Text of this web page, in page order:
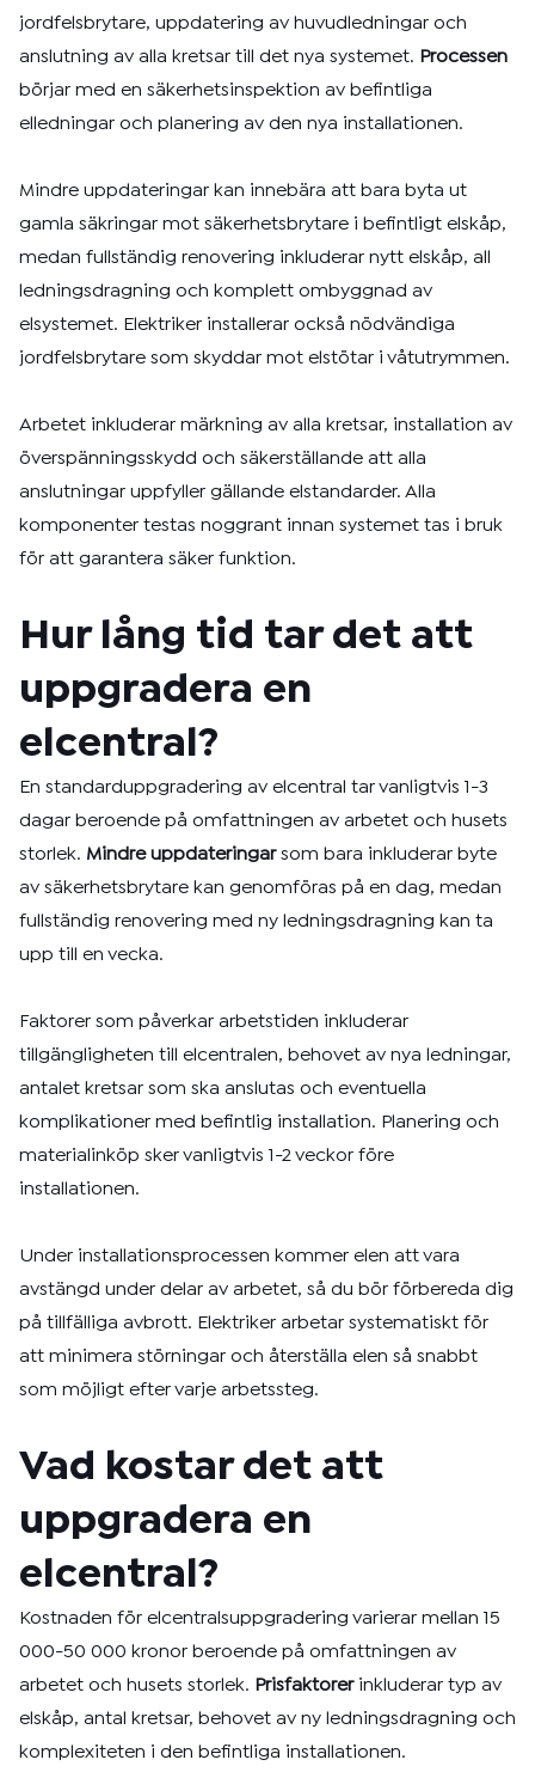
jordfelsbrytare, uppdatering av huvudledningar och
anslutning av alla kretsar till det nya systemet. Processen
börjar med en säkerhetsinspektion av befintliga
elledningar och planering av den nya installationen.
Mindre uppdateringar kan innebära att bara byta ut
gamla säkringar mot säkerhetsbrytare i befintligt elskåp,
medan fullständig renovering inkluderar nytt elskåp, all
ledningsdragning och komplett ombyggnad av
elsystemet. Elektriker installerar också nödvändiga
jordfelsbrytare som skyddar mot elstötar i våtutrymmen.
Arbetet inkluderar märkning av alla kretsar, installation av
överspänningsskydd och säkerställande att alla
anslutningar uppfyller gällande elstandarder. Alla
komponenter testas noggrant innan systemet tas i bruk
för att garantera säker funktion.
Hur lång tid tar det att
uppgradera en
elcentral?
En standarduppgradering av elcentral tar vanligtvis 1-3
dagar beroende på omfattningen av arbetet och husets
storlek. Mindre uppdateringarsom bara inkluderar byte
av säkerhetsbrytare kan genomföras på en dag, medan
fullständig renovering med ny ledningsdragning kan ta
upp till en vecka.
Faktorer som påverkar arbetstiden inkluderar
tillgängligheten till elcentralen, behovet av nya ledningar,
antalet kretsar som ska anslutas och eventuella
komplikationer med befintlig installation. Planering och
materialinköp sker vanligtvis 1-2 veckor före
installationen.
Under installationsprocessen kommer elen att vara
avstängd under delar av arbetet, så du bör förbereda dig
på tillfälliga avbrott. Elektriker arbetar systematiskt för
att minimera störningar och återställa elen så snabbt
som möjligt efter varje arbetssteg.
Vad kostar det att
uppgradera en
elcentral?
Kostnaden för elcentralsuppgradering varierar mellan 15
000-50 000 kronor beroende på omfattningen av
arbetet och husets storlek. Prisfaktorerinkluderar typ av
elskåp, antal kretsar, behovet av ny ledningsdragning och
komplexiteten i den befintliga installationen.